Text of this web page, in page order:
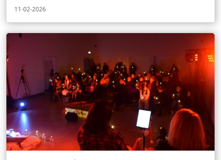
11-02-2026